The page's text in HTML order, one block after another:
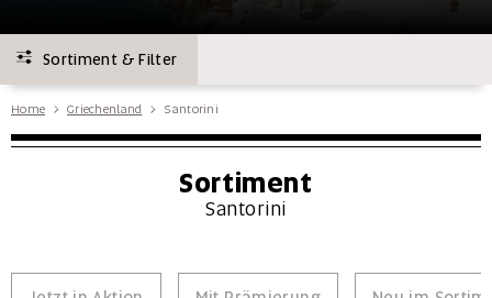
Sortiment & Filter
Home Griechenland Santorini
Sortiment
Santorini